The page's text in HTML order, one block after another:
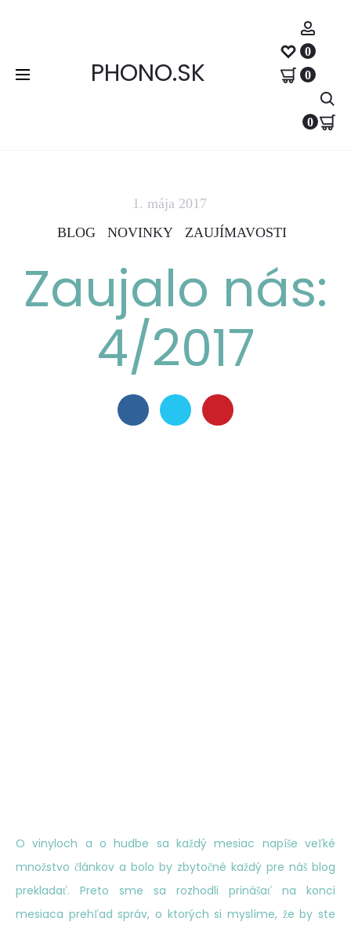
PHONO.SK
0
0
0
1. mája 2017
BLOG
NOVINKY ZAUJÍMAVOSTI
Zaujalo nás:
4/2017
O vinyloch a o hudbe sa každý mesiac napíše veľké
množstvo článkov a bolo by zbytočné každý pre náš blog
prekladať. Preto sme sa rozhodli prinášať na konci
mesiaca prehľad správ, o ktorých si myslíme, že by ste